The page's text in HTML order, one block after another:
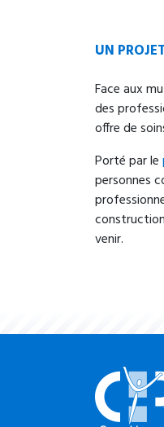
UN
Face aux
des
offre de
Porté par le
personnes
venir.